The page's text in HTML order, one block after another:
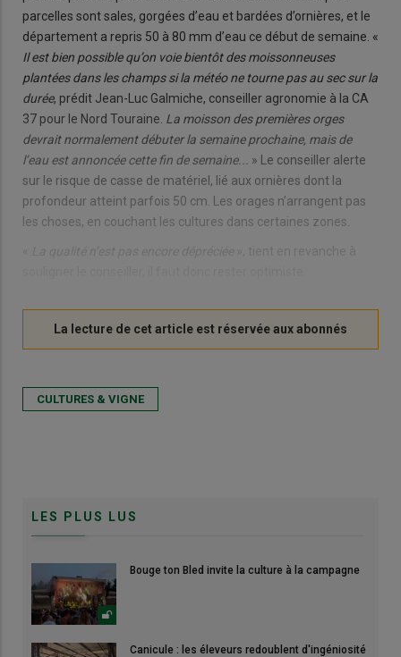
parcelles sont sales, gorgées d’eau et bardées d’ornières, et le
département a repris 50 à 80 mm d’eau ce début de semaine. «
Il est bien possible qu’on voie bientôt des moissonneuses
plantées dans les champs si la météo ne tourne pas au sec sur la
durée, prédit Jean-Luc Galmiche, conseiller agronomie à la CA
37 pour le Nord Touraine. La moisson des premières orges
devrait normalement débuter la semaine prochaine, mais de
l’eau est annoncée cette fin de semaine... » Le conseiller alerte
sur le risque de casse de matériel, lié aux ornières dont la
profondeur atteint parfois 50 cm. Les orages n’arrangent pas
les choses, en couchant les cultures dans certaines zones.
CULTURES & VIGNE
LES PLUS LUS
Bouge ton Bled invite la culture à la campagne
Canicule : les éleveurs redoublent d'ingéniosité